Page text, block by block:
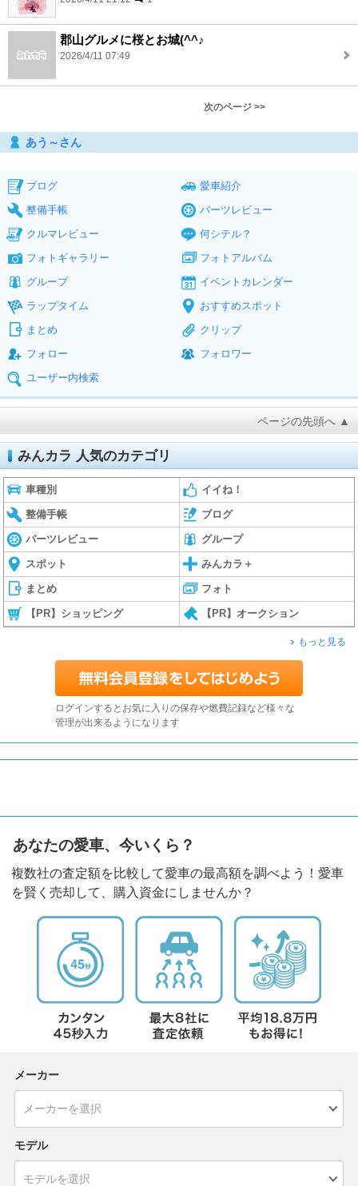
郡山グルメに桜とお城(^^♪
2026/4/11 07:49
次のページ >>
あう～さん
ブログ
愛車紹介
整備手帳
パーツレビュー
クルマレビュー
何シテル？
フォトギャラリー
フォトアルバム
グループ
イベントカレンダー
ラップタイム
おすすめスポット
まとめ
クリップ
フォロー
フォロワー
ユーザー内検索
ページの先頭へ ▲
みんカラ 人気のカテゴリ
車種別 イイね！
整備手帳 ブログ
パーツレビュー グループ
スポット みんカラ＋
まとめ フォト
【PR】ショッピング 【PR】オークション
もっと見る
ログインするとお気に入りの保存や燃費記録など様々な
管理が出来るようになります
あなたの愛車、今いくら？
複数社の査定額を比較して愛車の最高額を調べよう！愛車
を賢く売却して、購入資金にしませんか？
メーカー
モデル